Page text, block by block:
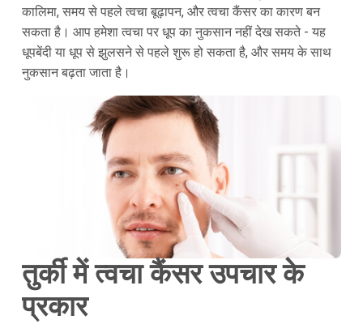
कालिमा, समय से पहले त्वचा बूढ़ापन, और त्वचा कैंसर का कारण बन
सकता है। आप हमेशा त्वचा पर धूप का नुकसान नहीं देख सकते - यह
धूपबेंदी या धूप से झुलसने से पहले शुरू हो सकता है, और समय के साथ
नुकसान बढ़ता जाता है।
तुर्की में त्वचा कैंसर उपचार के
प्रकार